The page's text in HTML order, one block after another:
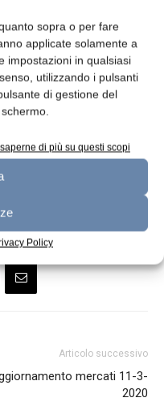
sopra o per fare
applicate solamente a
impostazioni in qualsiasi
utilizzando i pulsanti
di gestione del
di più su questi scopi
Policy
alla fine del 2026;
per la PAC
pienamente
PAC del periodo
Articolo successivo
mercati 11-3-
2020